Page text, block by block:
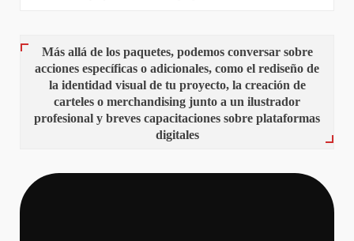
Más allá de los paquetes, podemos conversar sobre
acciones específicas o adicionales, como el rediseño de
la identidad visual de tu proyecto, la creación de
carteles o merchandising junto a un ilustrador
profesional y breves capacitaciones sobre plataformas
digitales